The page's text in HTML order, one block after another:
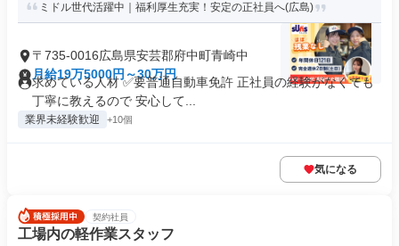
ミドル世代活躍中｜福利厚生充実！安定の正社員へ(広島)
〒735-0016広島県安芸郡府中町青崎中
月給19万5000円～30万円
求めている人材 ✅要普通自動車免許 正社員の経験がなくても
丁寧に教えるので 安心して...
業界未経験歓迎 +10個
気になる
契約社員
工場内の軽作業スタッフ